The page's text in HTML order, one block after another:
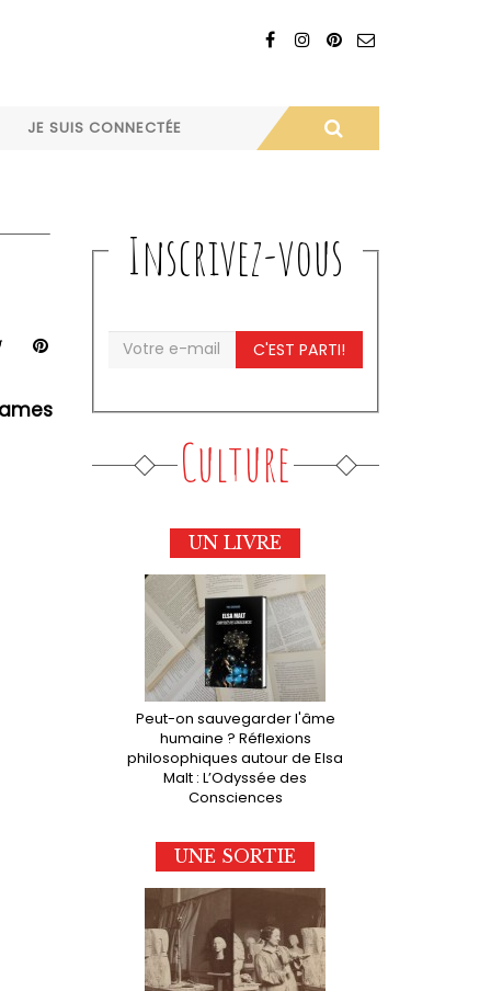
JE SUIS CONNECTÉE
Inscrivez-vous
C'EST PARTI!
Culture
UN LIVRE
Peut-on sauvegarder l'âme
humaine ? Réflexions
philosophiques autour de Elsa
Malt : L’Odyssée des
Consciences
UNE SORTIE